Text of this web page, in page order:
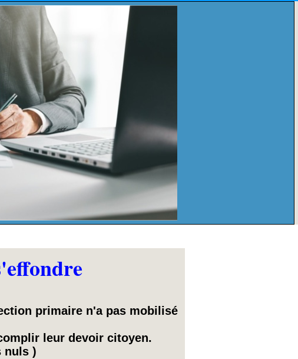
primaire n'a pas mobilisé
leur devoir citoyen.
nuls )